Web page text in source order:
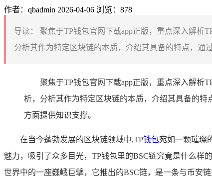
作者：qbadmin 2026-04-06 浏览：878
导读：
聚焦于TP钱包官网下载app正版，重点深入解析
分析其作为特定区块链的本质，介绍其具备的特点，通
聚焦于TP钱包官网下载app正版，重点深入解析
析，分析其作为特定区块链的本质，介绍其具备的
方面提供知识支撑。
在当今蓬勃发展的区块链领域中,TP钱包宛如一颗璀璨
魅力，吸引了众多目光，TP钱包里的BSC链究竟是什么样
世界中的一座巍峨巨擘，它推出的BSC链，是一条与币安